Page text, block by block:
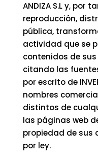
ANDIZA S.L y, por
reproducción,
pública,
actividad que se
contenidos de
citando las
por escrito de
nombres
distintos de
las páginas web
propiedad de sus
por ley.